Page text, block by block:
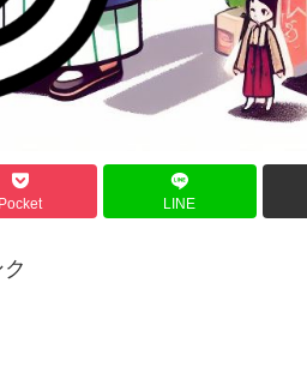
Pocket LINE